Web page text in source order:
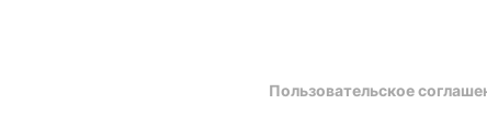
Пользовательское